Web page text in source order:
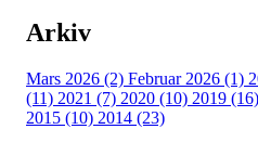
Arkiv
Mars 2026 (2) Februar 2026 (1)
(11) 2021 (7) 2020 (10) 2019 (16)
2015 (10) 2014 (23)